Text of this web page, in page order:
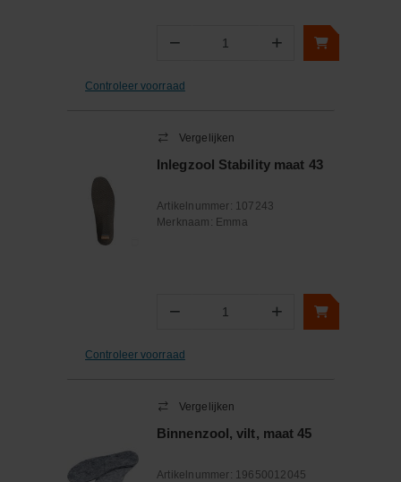
− Aantal +
Controleer voorraad
Vergelijken
Inlegzool Stability maat 43
Artikelnummer: 107243
Merknaam: Emma
− Aantal +
Controleer voorraad
Vergelijken
Binnenzool, vilt, maat 45
Artikelnummer: 19650012045